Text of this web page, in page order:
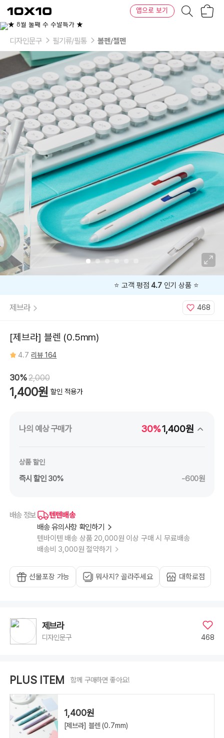
텐
바
텐
앱으로 보기
이
상
-
컬
랙,
그
레
이,
이
트,
화
(블
루),
화
트
(레
드),
라
트
블
루,
라
이
트
핑
크,
퍼
플,
민
트
디자인문구 필기류/필통 볼펜/젤펜
4.7인기 상품 ⭐️
제브라 468
[제브라] 블렌 (0.5mm)
4.7 리뷰 164
30%2,000
1,400원 할인 적용가
나의 예상 구매가 30%1,400원
상품 할인
즉시 할인 30% -600원
배송 정보
텐텐배송
배송 유의사항 확인하기
텐바이텐 배송 상품 20,000원 이상 구매 시 무료배송
배송비 3,000원 절약하기
선물포장 가능 뭐사지? 골라주세요 대학로점
제브라
디자인문구 468
PLUS ITEM 함께 구매하면 좋아요!
1,400원
[제브라] 블렌 (0.7mm)